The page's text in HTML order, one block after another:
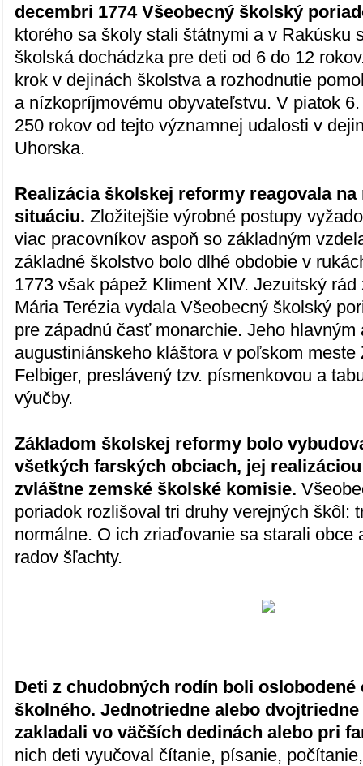
decembri 1774 Všeobecný školský
ktorého sa školy stali štátnymi a v Rakúsku
školská dochádzka pre deti od 6 do 12
krok v dejinách školstva a rozhodnutie
a nízkopríjmovému obyvateľstvu. V piatok
250 rokov od tejto významnej udalosti v
Uhorska.
Realizácia školskej reformy reagovala
situáciu. Zložitejšie výrobné postupy
viac pracovníkov aspoň so základným
základné školstvo bolo dlhé obdobie v
1773 však pápež Kliment XIV. Jezuitský
Mária Terézia vydala Všeobecný školský
pre západnú časť monarchie. Jeho hlavným
augustiniánskeho kláštora v poľskom meste
Felbiger, preslávený tzv. písmenkovou a
výučby.
Základom školskej reformy bolo
všetkých farských obciach, jej
zvláštne zemské školské komisie.
poriadok rozlišoval tri druhy verejných škôl:
normálne. O ich zriaďovanie sa starali obce
radov šľachty.
Deti z chudobných rodín boli oslobodené
školného. Jednotriedne alebo
zakladali vo väčších dedinách alebo pri
nich deti vyučoval čítanie, písanie,